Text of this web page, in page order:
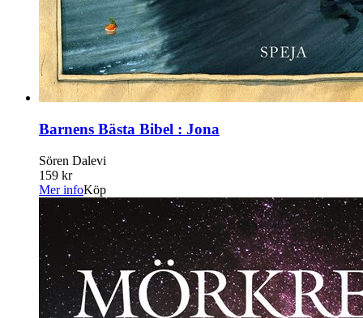
Barnens Bästa Bibel : Jona
Sören Dalevi
159 kr
Mer infoKöp